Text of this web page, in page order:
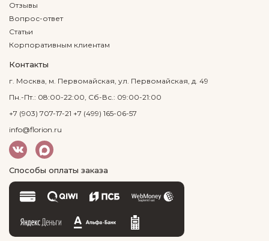
Отзывы
Вопрос-ответ
Статьи
Корпоративным клиентам
Контакты
г. Москва, м. Первомайская, ул. Первомайская, д. 49
Пн.-Пт.: 08:00-22:00, Сб-Вс.: 09:00-21:00
+7 (903) 707-17-21 +7 (499) 165-06-57
info@florion.ru
Способы оплаты заказа